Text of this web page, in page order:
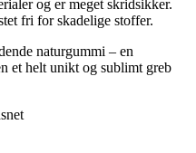
og er meget skridsikker.
fri for skadelige stoffer.
naturgummi – en
et helt unikt og sublimt greb